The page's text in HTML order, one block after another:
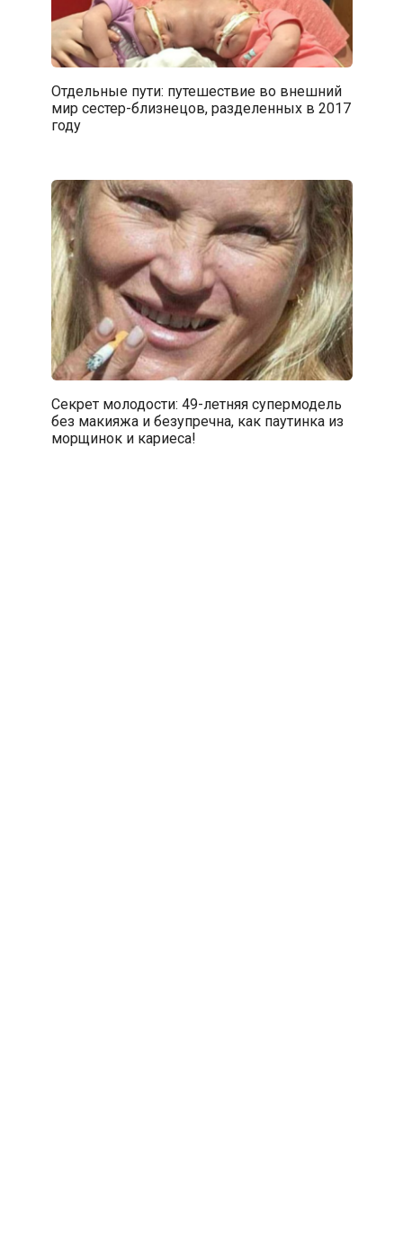
Отдельные пути: путешествие во внешний
мир сестер-близнецов, разделенных в 2017
году
Секрет молодости: 49-летняя супермодель
без макияжа и безупречна, как паутинка из
морщинок и кариеса!